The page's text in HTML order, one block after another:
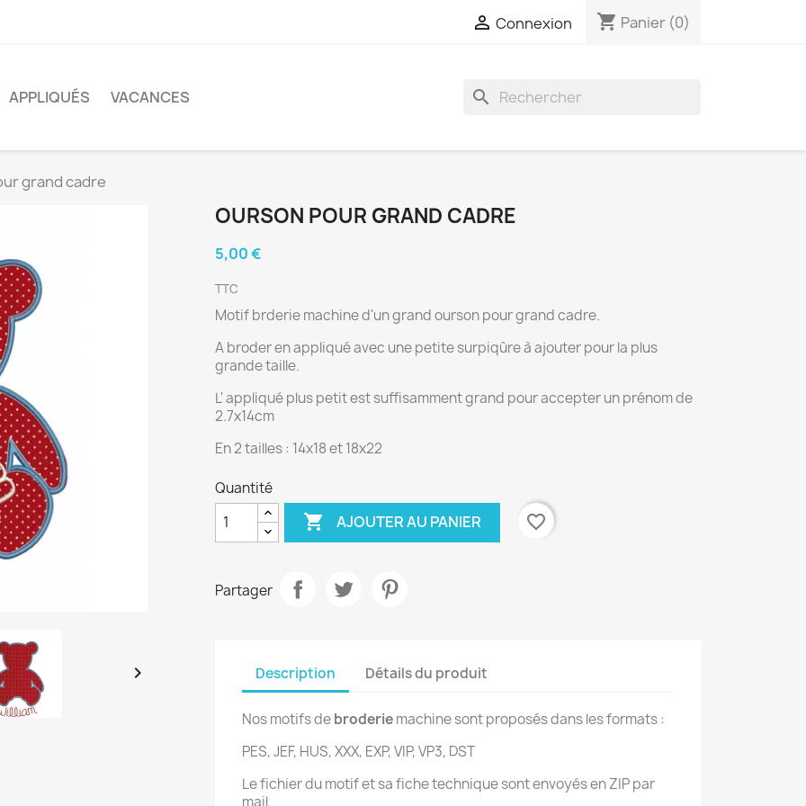
 Connexion shopping_cart Panier (0)
search
APPLIQUÉS VACANCES
grand cadre

OURSON POUR GRAND CADRE
5,00 €
TTC
Motif brderie machine d'un grand ourson pour grand cadre.
A broder en appliqué avec une petite surpiqûre à ajouter pour la plus
grande taille.
L' appliqué plus petit est suffisamment grand pour accepter un prénom de
2.7x14cm
En 2 tailles : 14x18 et 18x22
Quantité
 AJOUTER AU PANIER favorite_border
Partager
Description Détails du produit
Nos motifs debroderiemachine sont proposés dans les formats :
PES, JEF, HUS, XXX, EXP, VIP, VP3, DST
Le fichier du motif et sa fiche technique sont envoyés en ZIP par
mail.